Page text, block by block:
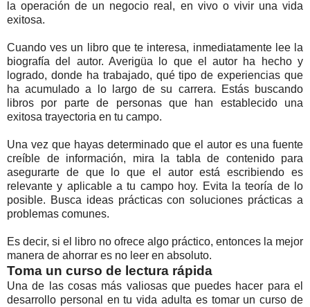
la operación de un negocio real, en vivo o vivir una vida
exitosa.
Cuando ves un libro que te interesa, inmediatamente lee la
biografía del autor. Averigüa lo que el autor ha hecho y
logrado, donde ha trabajado, qué tipo de experiencias que
ha acumulado a lo largo de su carrera. Estás buscando
libros por parte de personas que han establecido una
exitosa trayectoria en tu campo.
Una vez que hayas determinado que el autor es una fuente
creíble de información, mira la tabla de contenido para
asegurarte de que lo que el autor está escribiendo es
relevante y aplicable a tu campo hoy. Evita la teoría de lo
posible. Busca ideas prácticas con soluciones prácticas a
problemas comunes.
Es decir, si el libro no ofrece algo práctico, entonces la mejor
manera de ahorrar es no leer en absoluto.
Toma un curso de lectura rápida
Una de las cosas más valiosas que puedes hacer para el
desarrollo personal en tu vida adulta es tomar un curso de